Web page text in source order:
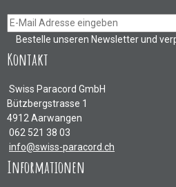
Bestelle unseren Newsletter und
Kontakt
Swiss Paracord GmbH
Bützbergstrasse 1
4912 Aarwangen
062 521 38 03
info@swiss-paracord.ch
Informationen